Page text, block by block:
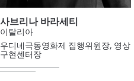
사브리나 바라세티
이탈리아
우디네극동영화제 집행위원장, 영상
구현센터장